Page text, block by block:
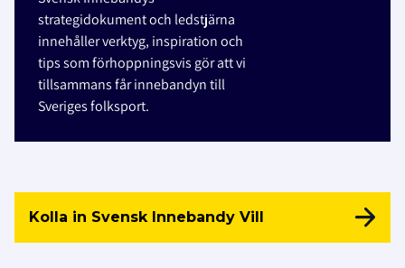
strategidokument och ledstjärna
innehåller verktyg, inspiration och
tips som förhoppningsvis gör att vi
tillsammans får innebandyn till
Sveriges folksport.
Kolla in Svensk Innebandy Vill